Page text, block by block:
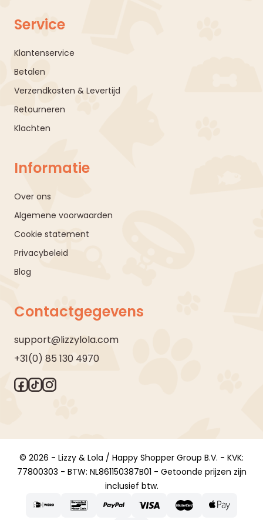
Service
Klantenservice
Betalen
Verzendkosten & Levertijd
Retourneren
Klachten
Informatie
Over ons
Algemene voorwaarden
Cookie statement
Privacybeleid
Blog
Contactgegevens
support@lizzylola.com
+31(0) 85 130 4970
© 2026 - Lizzy & Lola / Happy Shopper Group B.V. - KVK:
77800303 - BTW: NL861150387B01 - Getoonde prijzen zijn
inclusief btw.